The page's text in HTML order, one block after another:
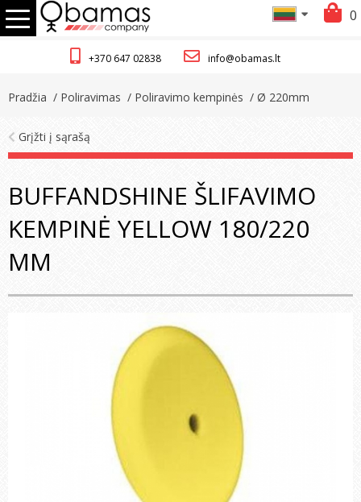
+370 647 02838 info@obamas.lt
0
Pradžia / Poliravimas / Poliravimo kempinės / Ø 220mm
Grįžti į sąrašą
BUFFANDSHINE ŠLIFAVIMO
KEMPINĖ YELLOW 180/220
MM